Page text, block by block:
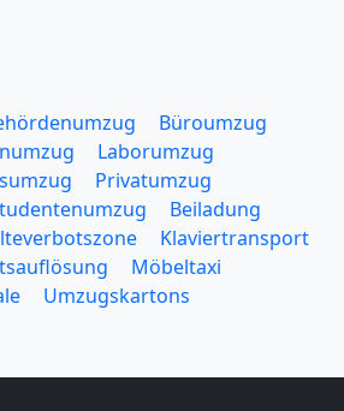
Büroumzug
Laborumzug
Privatumzug
Beiladung
Klaviertransport
Möbeltaxi
Umzugskartons